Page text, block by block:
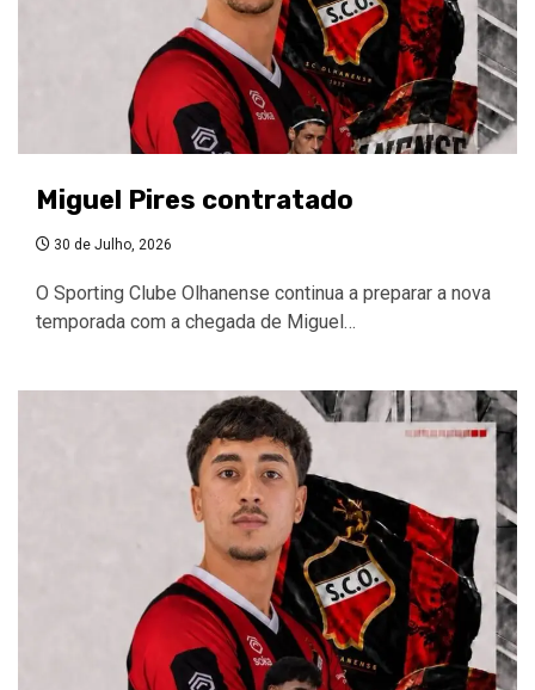
Miguel Pires contratado
30 de Julho, 2026
O Sporting Clube Olhanense continua a preparar a nova
temporada com a chegada de Miguel…